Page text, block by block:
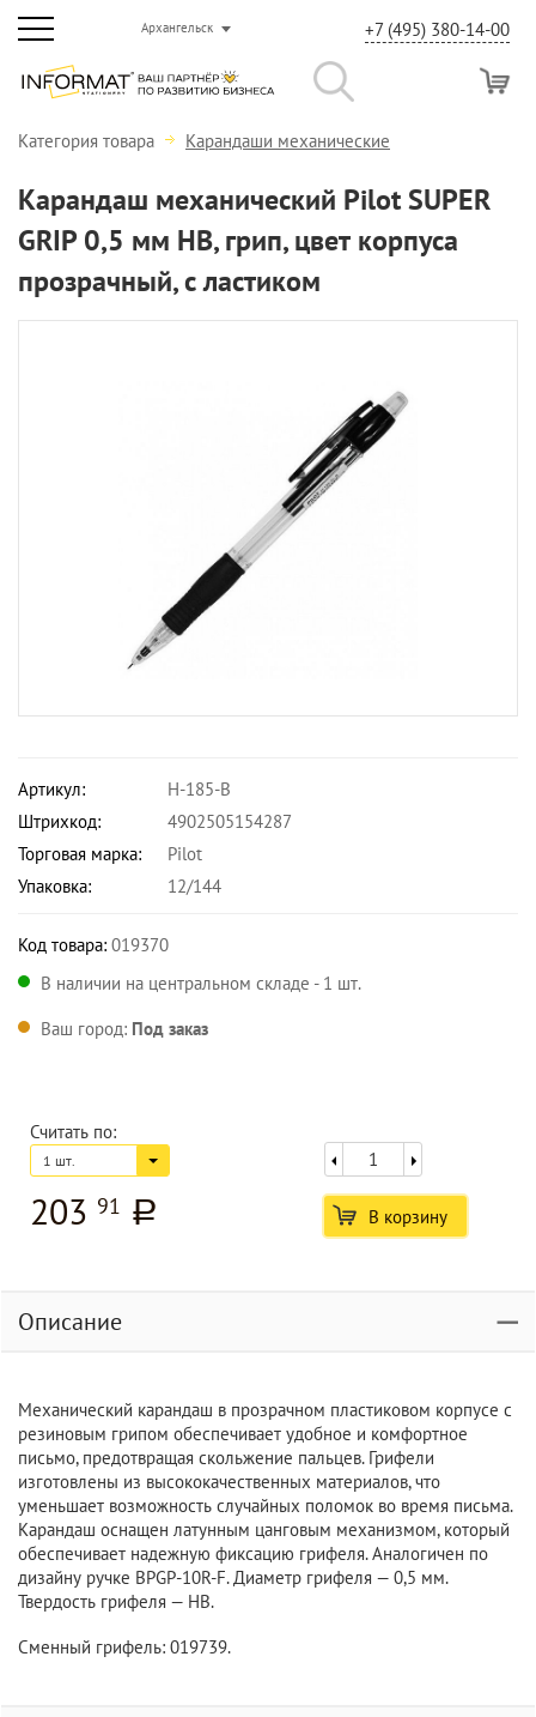
Архангельск +7 (495) 380-14-00
Категория товара Карандаши механические
Карандаш механический Pilot SUPER
GRIP 0,5 мм НВ, грип, цвет корпуса
прозрачный, с ластиком
Артикул:
H-185-B
Штрихкод:
4902505154287
Торговая марка:
Pilot
Упаковка:
12/144
Код товара: 019370
В наличии на центральном складе - 1 шт.
Ваш город: Под заказ
Считать по:
1 шт.
203 91 a В корзину
Описание
Механический карандаш в прозрачном пластиковом корпусе с
резиновым грипом обеспечивает удобное и комфортное
письмо, предотвращая скольжение пальцев. Грифели
изготовлены из высококачественных материалов, что
уменьшает возможность случайных поломок во время письма.
Карандаш оснащен латунным цанговым механизмом, который
обеспечивает надежную фиксацию грифеля. Аналогичен по
дизайну ручке BPGP-10R-F. Диаметр грифеля — 0,5 мм.
Твердость грифеля — НВ.
Сменный грифель: 019739.